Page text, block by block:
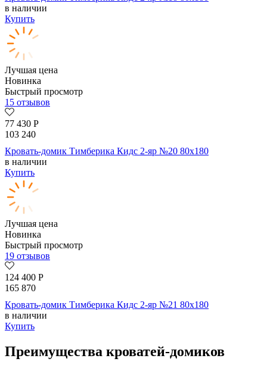
в наличии
Купить
Лучшая цена
Новинка
Быстрый просмотр
15 отзывов
77 430 Р
103 240
Кровать-домик Тимберика Кидс 2-яр №20 80х180
в наличии
Купить
Лучшая цена
Новинка
Быстрый просмотр
19 отзывов
124 400 Р
165 870
Кровать-домик Тимберика Кидс 2-яр №21 80х180
в наличии
Купить
Преимущества кроватей-домиков